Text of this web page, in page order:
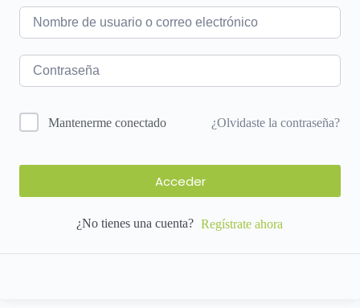
Mantenerme conectado ¿Olvidaste la contraseña?
Acceder
¿No tienes una cuenta? Regístrate ahora